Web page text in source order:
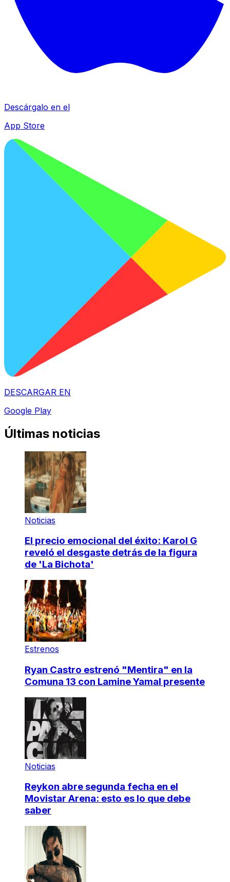
Descárgalo en el
App Store
DESCARGAR EN
Google Play
Últimas noticias
Noticias
El precio emocional del éxito: Karol G
reveló el desgaste detrás de la figura
de 'La Bichota'
Estrenos
Ryan Castro estrenó "Mentira" en la
Comuna 13 con Lamine Yamal presente
Noticias
Reykon abre segunda fecha en el
Movistar Arena: esto es lo que debe
saber